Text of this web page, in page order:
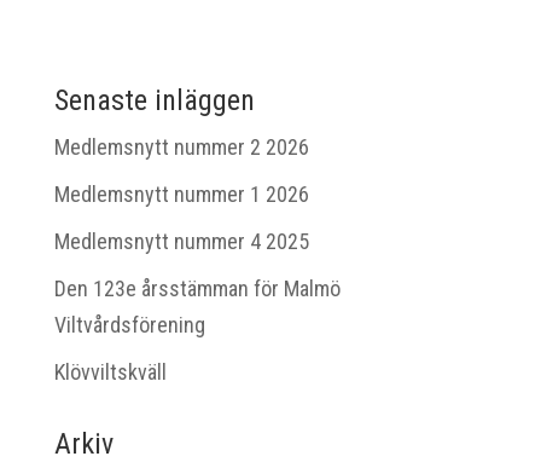
Senaste inläggen
Medlemsnytt nummer 2 2026
Medlemsnytt nummer 1 2026
Medlemsnytt nummer 4 2025
Den 123e årsstämman för Malmö
Viltvårdsförening
Klövviltskväll
Arkiv